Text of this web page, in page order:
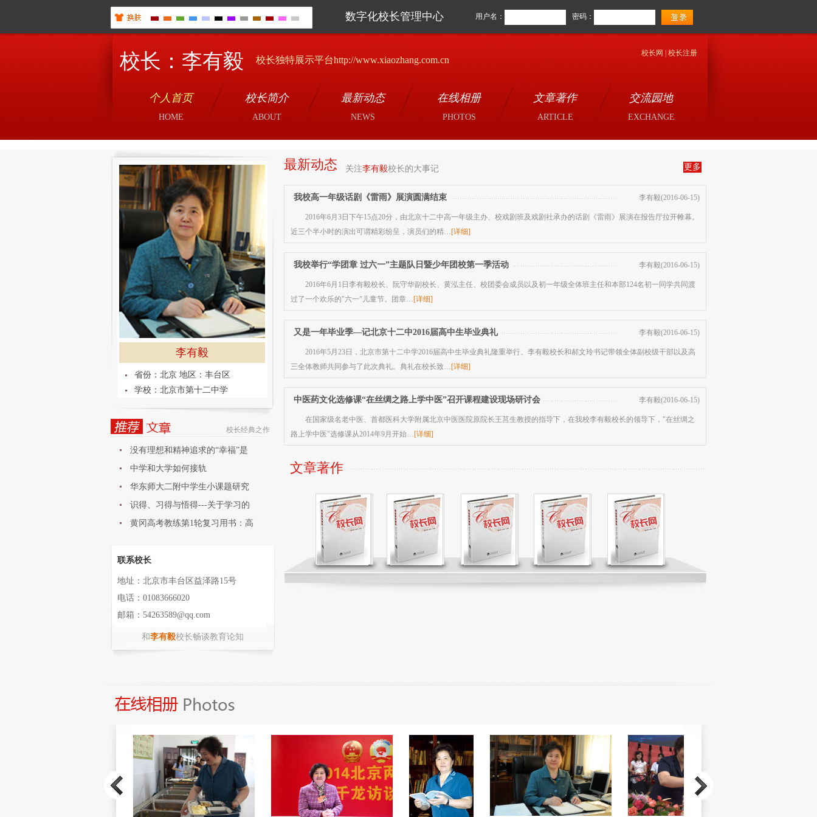
数字化校长管理中心 用户名： 密码：
校长：李有毅 校长独特展示平台http://www.xiaozhang.com.cn
校长网 校长注册
个人首页 校长简介 最新动态 在线相册 文章著作 交流园地
HOME ABOUT NEWS PHOTOS ARTICLE EXCHANGE
李有毅
省份：北京 地区：丰台区
学校：北京市第十二中学
校长经典之作
没有理想和精神追求的“幸福”是
中学和大学如何接轨
华东师大二附中学生小课题研究
论
识得、习得与悟得---关于学习的
黄冈高考教练第1轮复习用书：高
联系校长
地址：北京市丰台区益泽路15号
电话：01083666020
邮箱：54263589@qq.com
和李有毅校长畅谈教育论知
最新动态 关注李有毅校长的大事记 更多
我校高一年级话剧《雷雨》展演圆满结束 李有毅(2016-06-15)
2016年6月3日下午15点20分，由北京十二中高一年级主办、校戏剧班及戏剧社承办的话剧《雷雨》展演在报告厅拉开帷幕。
近三个半小时的演出可谓精彩纷呈，演员们的精…[详细]
我校举行“学团章 过六一”主题队日暨少年团校第一季活动 李有毅(2016-06-15)
2016年6月1日李有毅校长、阮守华副校长、黄泓主任、校团委会成员以及初一年级全体班主任和本部124名初一同学共同渡
过了一个欢乐的"六一"儿童节。团章…[详细]
又是一年毕业季—记北京十二中2016届高中生毕业典礼 李有毅(2016-06-15)
2016年5月23日，北京市第十二中学2016届高中生毕业典礼隆重举行。李有毅校长和郝文玲书记带领全体副校级干部以及高
三全体教师共同参与了此次典礼。典礼在校长致…[详细]
中医药文化选修课“在丝绸之路上学中医”召开课程建设现场研讨会 李有毅(2016-06-15)
在国家级名老中医、首都医科大学附属北京中医医院原院长王莒生教授的指导下，在我校李有毅校长的领导下，"在丝绸之
路上学中医"选修课从2014年9月开始…[详细]
文章著作